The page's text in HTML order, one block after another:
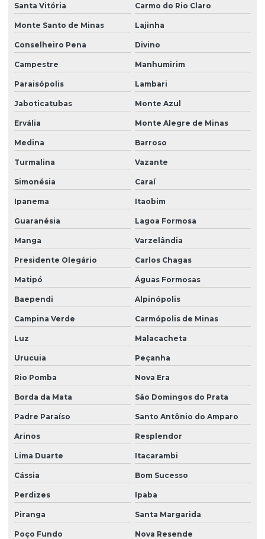
Santa Vitória Carmo do Rio Claro
Monte Santo de Minas Lajinha
Conselheiro Pena Divino
Campestre Manhumirim
Paraisópolis Lambari
Jaboticatubas Monte Azul
Ervália Monte Alegre de Minas
Medina Barroso
Turmalina Vazante
Simonésia Caraí
Ipanema Itaobim
Guaranésia Lagoa Formosa
Manga Varzelândia
Presidente Olegário Carlos Chagas
Matipó Águas Formosas
Baependi Alpinópolis
Campina Verde Carmópolis de Minas
Luz Malacacheta
Urucuia Peçanha
Rio Pomba Nova Era
Borda da Mata São Domingos do Prata
Padre Paraíso Santo Antônio do Amparo
Arinos Resplendor
Lima Duarte Itacarambi
Cássia Bom Sucesso
Perdizes Ipaba
Piranga Santa Margarida
Poço Fundo Nova Resende